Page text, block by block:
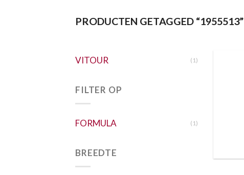
PRODUCTEN GETAGGED “1955513”
VITOUR (1)
FILTER OP
FORMULA (1)
BREEDTE